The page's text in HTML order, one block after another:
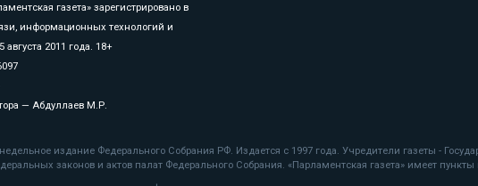
газета» зарегистрировано в
информационных технологий и
2011 года. 18+
— Абдуллаев М.Р.
издание Федерального Собрания РФ. Издается с 1997 года. Учредители газеты -
законов и актов палат Федерального Собрания. «Парламентская газета» имеет пункты